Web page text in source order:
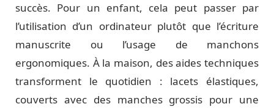
succès. Pour un enfant, cela peut passer par
l’utilisation d’un ordinateur plutôt que l’écriture
manuscrite ou l’usage de manchons
ergonomiques. À la maison, des aides techniques
transforment le quotidien : lacets élastiques,
couverts avec des manches grossis pour une